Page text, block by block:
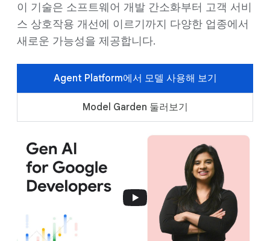
이 기술은 소프트웨어 개발 간소화부터 고객 서비
스 상호작용 개선에 이르기까지 다양한 업종에서
새로운 가능성을 제공합니다.
Agent Platform에서 모델 사용해 보기
Model Garden 둘러보기